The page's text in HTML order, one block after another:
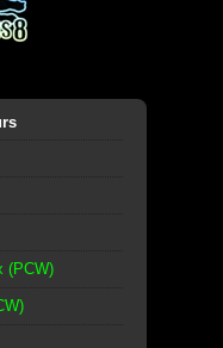
(PCW)